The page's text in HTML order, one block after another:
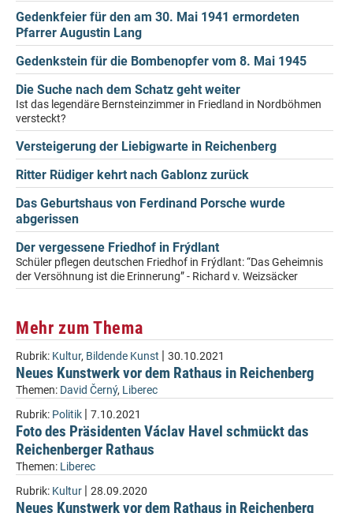
Gedenkfeier für den am 30. Mai 1941 ermordeten
Pfarrer Augustin Lang
Gedenkstein für die Bombenopfer vom 8. Mai 1945
Die Suche nach dem Schatz geht weiter
Ist das legendäre Bernsteinzimmer in Friedland in Nordböhmen
versteckt?
Versteigerung der Liebigwarte in Reichenberg
Ritter Rüdiger kehrt nach Gablonz zurück
Das Geburtshaus von Ferdinand Porsche wurde
abgerissen
Der vergessene Friedhof in Frýdlant
Schüler pflegen deutschen Friedhof in Frýdlant: “Das Geheimnis
der Versöhnung ist die Erinnerung” - Richard v. Weizsäcker
Mehr zum Thema
Rubrik: Kultur, Bildende Kunst | 30.10.2021
Neues Kunstwerk vor dem Rathaus in Reichenberg
Themen: David Černý, Liberec
Rubrik: Politik | 7.10.2021
Foto des Präsidenten Václav Havel schmückt das
Reichenberger Rathaus
Themen: Liberec
Rubrik: Kultur | 28.09.2020
Neues Kunstwerk vor dem Rathaus in Reichenberg